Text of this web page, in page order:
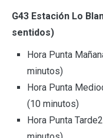
G43 Estación Lo
sentidos)
Hora Punta
minutos)
Hora Punta
(10 minutos)
Hora Punta